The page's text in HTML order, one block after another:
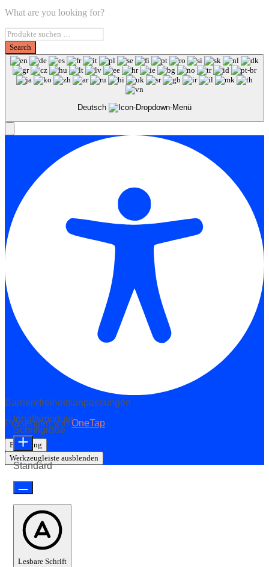
What are you looking for?
Deutsch
Barrierefreiheitsanpassungen
Präsentiert vonOneTap
Erklärung
Werkzeugleiste ausblenden
Inhaltsmodule
Schriftgröße
Standard
Lesbare Schrift